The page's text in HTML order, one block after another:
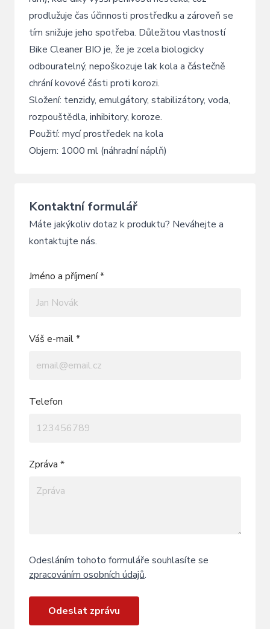
prodlužuje čas účinnosti prostředku a zároveň se
tím snižuje jeho spotřeba. Důležitou vlastností
Bike Cleaner BIO je, že je zcela biologicky
odbouratelný, nepoškozuje lak kola a částečně
chrání kovové části proti korozi.
Složení: tenzidy, emulgátory, stabilizátory, voda,
rozpouštědla, inhibitory, koroze.
Použití: mycí prostředek na kola
Objem: 1000 ml (náhradní náplň)
Kontaktní formulář
Máte jakýkoliv dotaz k produktu? Neváhejte a
kontaktujte nás.
Jméno a příjmení *
Váš e-mail *
Telefon
Zpráva *
Odesláním tohoto formuláře souhlasíte se
zpracováním osobních údajů.
Odeslat zprávu